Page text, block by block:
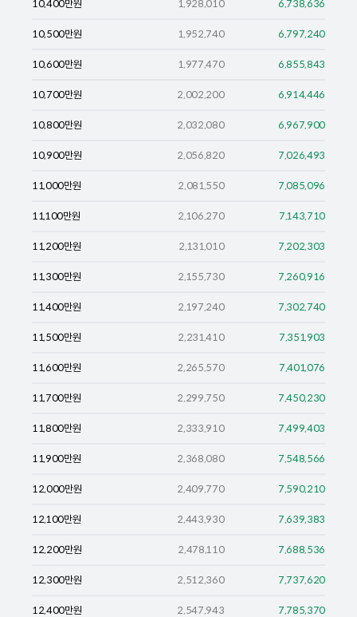
10,400만원 1,928,010 6,738,636
10,500만원 1,952,740 6,797,240
10,600만원 1,977,470 6,855,843
10,700만원 2,002,200 6,914,446
10,800만원 2,032,080 6,967,900
10,900만원 2,056,820 7,026,493
11,000만원 2,081,550 7,085,096
11,100만원 2,106,270 7,143,710
11,200만원 2,131,010 7,202,303
11,300만원 2,155,730 7,260,916
11,400만원 2,197,240 7,302,740
11,500만원 2,231,410 7,351,903
11,600만원 2,265,570 7,401,076
11,700만원 2,299,750 7,450,230
11,800만원 2,333,910 7,499,403
11,900만원 2,368,080 7,548,566
12,000만원 2,409,770 7,590,210
12,100만원 2,443,930 7,639,383
12,200만원 2,478,110 7,688,536
12,300만원 2,512,360 7,737,620
12,400만원 2,547,943 7,785,370